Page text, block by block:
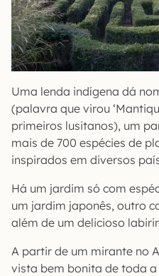
Uma lenda indígena dá
(palavra que virou
primeiros lusitanos), um
mais de 700 espécies de
inspirados em diversos
Há um jardim só com
um jardim japonês, outro
além de um delicioso
A partir de um mirante no
vista bem bonita de toda